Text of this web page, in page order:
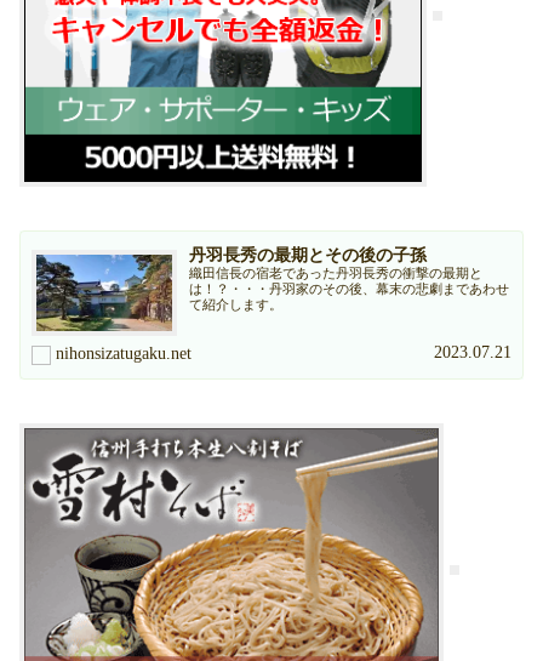
丹羽長秀の最期とその後の子孫
織田信長の宿老であった丹羽長秀の衝撃の最期と
は！？・・・丹羽家のその後、幕末の悲劇まであわせ
て紹介します。
nihonsizatugaku.net 2023.07.21